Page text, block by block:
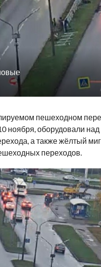
пешеходном
ноября, оборудовали
а также жёлтый
переходов.